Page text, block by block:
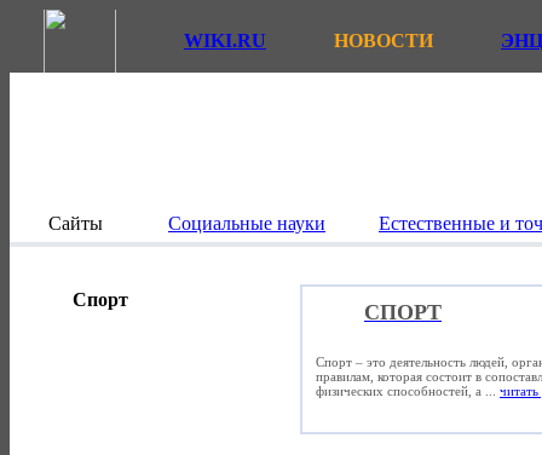
WIKI.RU НОВОСТИ
Сайты Социальные науки Естественные и
Спорт
СПОРТ
Спорт – это деятельность людей,
правилам, которая состоит в
физических способностей, а ... читать